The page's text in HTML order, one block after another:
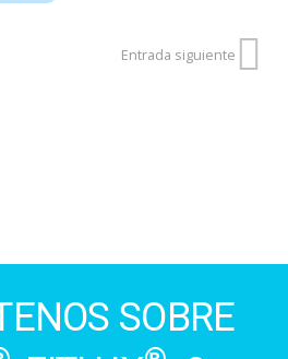
Entrada siguiente
SOBRE